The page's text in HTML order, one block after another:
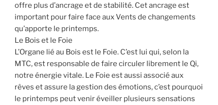
offre plus d’ancrage et de stabilité. Cet ancrage est
important pour faire face aux Vents de changements
qu’apporte le printemps.
Le Bois et le Foie
L’Organe lié au Bois est le Foie. C’est lui qui, selon la
MTC, est responsable de faire circuler librement le Qi,
notre énergie vitale. Le Foie est aussi associé aux
rêves et assure la gestion des émotions, c’est pourquoi
le printemps peut venir éveiller plusieurs sensations